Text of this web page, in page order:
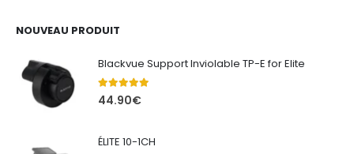
NOUVEAU PRODUIT
Blackvue Support Inviolable TP-E for Elite
5.00out of 5
44.90€
ÉLITE 10-1CH